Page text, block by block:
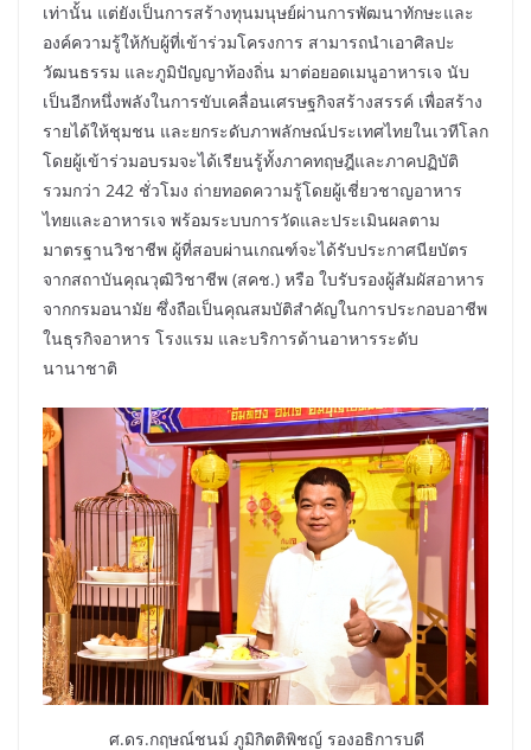
เท่านั้น แต่ยังเป็นการสร้างทุนมนุษย์ผ่านการพัฒนาทักษะและ
องค์ความรู้ให้กับผู้ที่เข้าร่วมโครงการ สามารถนำเอาศิลปะ
วัฒนธรรม และภูมิปัญญาท้องถิ่น มาต่อยอดเมนูอาหารเจ นับ
เป็นอีกหนึ่งพลังในการขับเคลื่อนเศรษฐกิจสร้างสรรค์ เพื่อสร้าง
รายได้ให้ชุมชน และยกระดับภาพลักษณ์ประเทศไทยในเวทีโลก
โดยผู้เข้าร่วมอบรมจะได้เรียนรู้ทั้งภาคทฤษฎีและภาคปฏิบัติ
รวมกว่า 242 ชั่วโมง ถ่ายทอดความรู้โดยผู้เชี่ยวชาญอาหาร
ไทยและอาหารเจ พร้อมระบบการวัดและประเมินผลตาม
มาตรฐานวิชาชีพ ผู้ที่สอบผ่านเกณฑ์จะได้รับประกาศนียบัตร
จากสถาบันคุณวุฒิวิชาชีพ (สคช.) หรือ ใบรับรองผู้สัมผัสอาหาร
จากกรมอนามัย ซึ่งถือเป็นคุณสมบัติสำคัญในการประกอบอาชีพ
ในธุรกิจอาหาร โรงแรม และบริการด้านอาหารระดับ
นานาชาติ
ศ.ดร.กฤษณ์ชนม์ ภูมิกิตติพิชญ์ รองอธิการบดี